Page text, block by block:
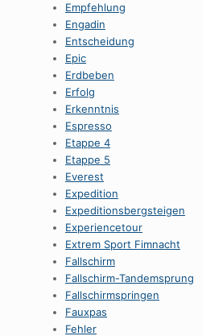
Empfehlung
Engadin
Entscheidung
Epic
Erdbeben
Erfolg
Erkenntnis
Espresso
Etappe 4
Etappe 5
Everest
Expedition
Expeditionsbergsteigen
Experiencetour
Extrem Sport Fimnacht
Fallschirm
Fallschirm-Tandemsprung
Fallschirmspringen
Fauxpas
Fehler